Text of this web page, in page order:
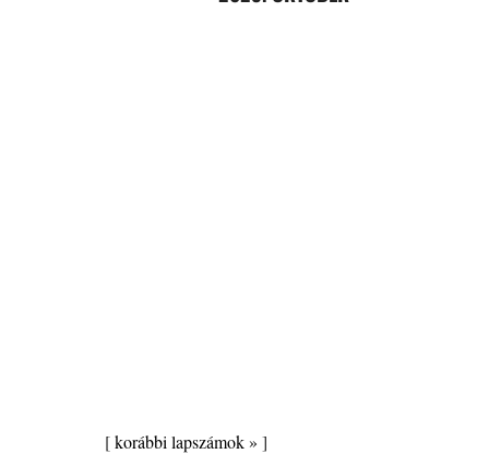
[korábbi lapszámok » ]